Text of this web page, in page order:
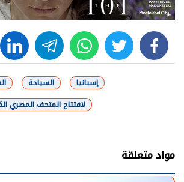
facebook
twitter
whats
telegram
إسبانيا السياحة
لافتتاح المتحف المصري
مواد متعلقة